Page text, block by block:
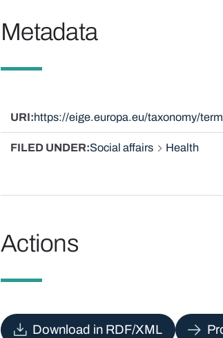
Metadata
URI https://eige.europa.eu/taxonomy/
FILED UNDER Social affairs Health
Actions
Download in RDF/XML